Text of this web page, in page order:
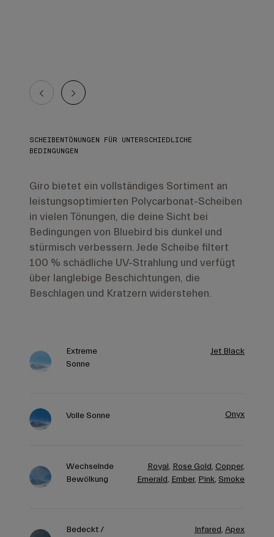
SCHEIBENTÖNUNGEN FÜR UNTERSCHIEDLICHE
BEDINGUNGEN
Giro bietet ein vollständiges Sortiment an
leistungsoptimierten Polycarbonat-Scheiben
in vielen Tönungen, die deine Sicht bei
Bedingungen von Bluebird bis dunkel und
stürmisch verbessern. Jede Scheibe filtert
100 % schädliche UV-Strahlung und verfügt
über langlebige Beschichtungen, die
Beschlagen und Kratzern widerstehen.
Extreme
Sonne
Jet Black
Volle Sonne Onyx
Wechselnde
Bewölkung
Royal, Rose Gold, Copper,
Emerald, Ember, Pink, Smoke
Bedeckt /
Infared, Apex